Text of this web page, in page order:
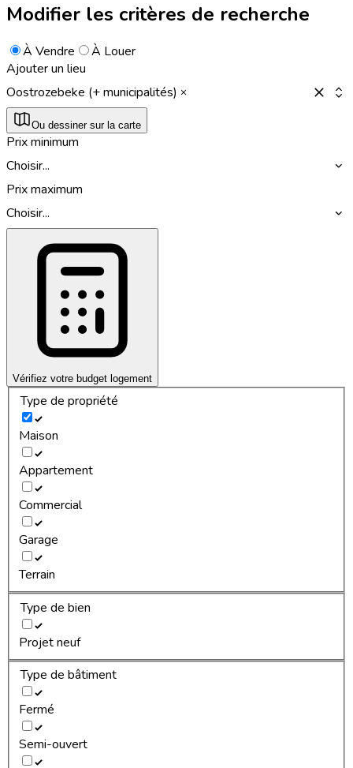
Modifier les critères de recherche
À Vendre
À Louer
Ajouter un lieu
Oostrozebeke (+ municipalités)
Ou dessiner sur la carte
Prix minimum
Choisir...
Prix maximum
Choisir...
Vérifiez votre budget logement
Type de propriété
Maison
Appartement
Commercial
Garage
Terrain
Type de bien
Projet neuf
Type de bâtiment
Fermé
Semi-ouvert